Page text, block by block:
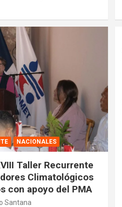
NACIONALES
Taller Recurrente
Climatológicos
con apoyo del PMA
Santana